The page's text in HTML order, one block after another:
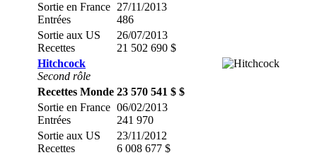
Sortie en France
Entrées
27/11/2013
486
Sortie aux US
Recettes
26/07/2013
21 502 690 $
Hitchcock
Second rôle
Recettes Monde 23 570 541 $ $
Sortie en France
Entrées
06/02/2013
241 970
Sortie aux US
Recettes
23/11/2012
6 008 677 $